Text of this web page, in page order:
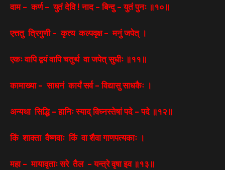
वाम – कर्ण – युतं देवि ! नाद – बिन्दु – युतं पुनः ॥१०॥
एत्ततु त्रिगुणी – कृत्य कल्पवृक्ष – मनुं जपेत् ।
एकः वापि द्वयं वापि चतुर्थ वा जपेत् सुधीः ॥११॥
कामाख्या – साधनं कार्यं सर्व – विद्यासु साधकैः ।
अन्यथा सिद्धि – हानिः स्याद् विघ्नस्तेषां पदे – पदे ॥१२॥
किं शाक्ता वैष्णवाः किं वा शैवा गाणपत्यकाः ।
महा – मायावृताः सरे तैल – यन्त्रे वृषा इव ॥१३॥